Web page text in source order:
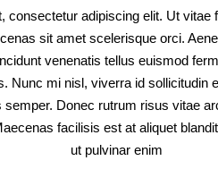
consectetur adipiscing elit. Ut vitae
sit amet scelerisque orci.
venenatis tellus euismod
Nunc mi nisl, viverra id sollicitudin
semper. Donec rutrum risus vitae
facilisis est at aliquet
ut pulvinar enim